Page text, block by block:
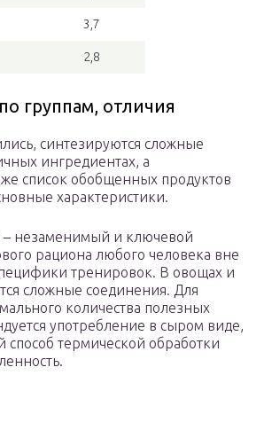
3,7
2,8
группам, отличия
синтезируются сложные
ингредиентах, а
список обобщенных продуктов
характеристики.
незаменимый и ключевой
рациона любого человека вне
тренировок. В овощах и
сложные соединения. Для
количества полезных
употребление в сыром виде,
способ термической обработки